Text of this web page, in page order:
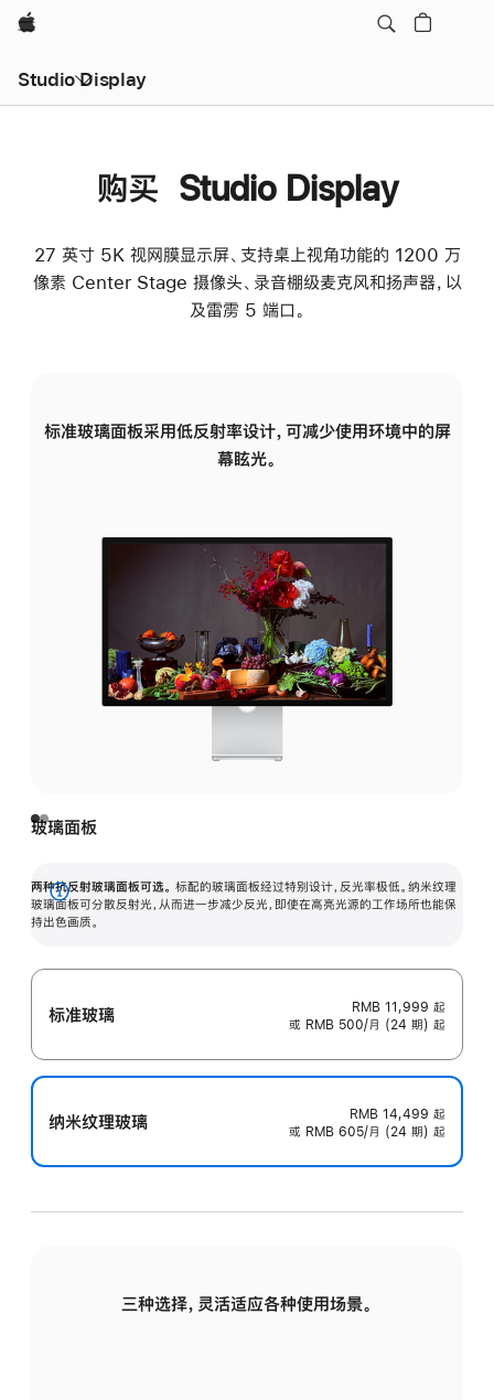
Apple
Studio Display
购买 Studio Display
27 英寸 5K 视网膜显示屏、支持桌上视角功能的 1200 万
像素 Center Stage 摄像头、录音棚级麦克风和扬声器，以
及雷雳 5 端口。
标准玻璃面板采用低反射率设计，可减少使用环境中的屏
幕眩光。
玻璃面板
两种抗反射玻璃面板可选。 标配的玻璃面板经过特别设计，反光率极低。纳米纹理
玻璃面板可分散反射光，从而进一步减少反光，即使在高亮光源的工作场所也能保
持出色画质。
展
开
标准玻璃 RMB 11,999 起
或 RMB 500/月 (24 期) 起
纳米纹理玻璃 RMB 14,499 起
或 RMB 605/月 (24 期) 起
三种选择，灵活适应各种使用场景。